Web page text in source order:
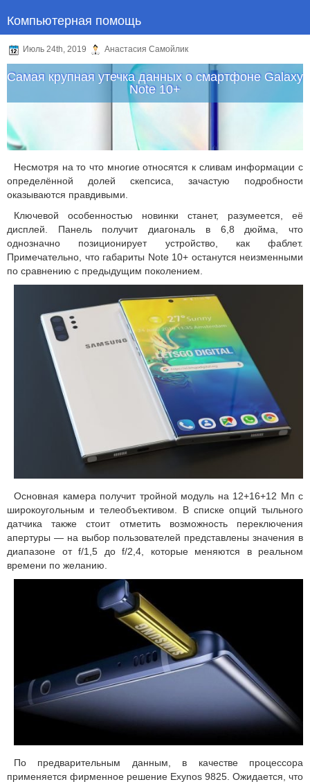
Компьютерная помощь
Июль 24th, 2019 Анастасия Самойлик
Самая крупная утечка данных о смартфоне Galaxy
Note 10+
Несмотря на то что многие относятся к сливам информации с
определённой долей скепсиса, зачастую подробности
оказываются правдивыми.
Ключевой особенностью новинки станет, разумеется, её
дисплей. Панель получит диагональ в 6,8 дюйма, что
однозначно позиционирует устройство, как фаблет.
Примечательно, что габариты Note 10+ останутся неизменными
по сравнению с предыдущим поколением.
Основная камера получит тройной модуль на 12+16+12 Мп с
широкоугольным и телеобъективом. В списке опций тыльного
датчика также стоит отметить возможность переключения
апертуры — на выбор пользователей представлены значения в
диапазоне от f/1,5 до f/2,4, которые меняются в реальном
времени по желанию.
По предварительным данным, в качестве процессора
применяется фирменное решение Exynos 9825. Ожидается, что